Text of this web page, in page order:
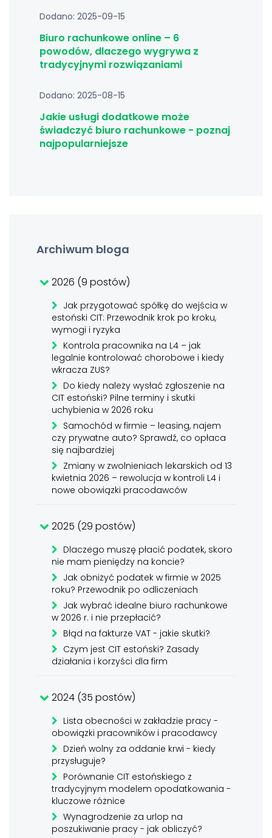
Dodano: 2025-09-15
Biuro rachunkowe online – 6
powodów, dlaczego wygrywa z
tradycyjnymi rozwiązaniami
Dodano: 2025-08-15
Jakie usługi dodatkowe może
świadczyć biuro rachunkowe - poznaj
najpopularniejsze
Archiwum bloga
2026 (9 postów)
Jak przygotować spółkę do wejścia w
estoński CIT: Przewodnik krok po kroku,
wymogi i ryzyka
Kontrola pracownika na L4 – jak
legalnie kontrolować chorobowe i kiedy
wkracza ZUS?
Do kiedy należy wysłać zgłoszenie na
CIT estoński? Pilne terminy i skutki
uchybienia w 2026 roku
Samochód w firmie – leasing, najem
czy prywatne auto? Sprawdź, co opłaca
się najbardziej
Zmiany w zwolnieniach lekarskich od 13
kwietnia 2026 – rewolucja w kontroli L4 i
nowe obowiązki pracodawców
2025 (29 postów)
Dlaczego muszę płacić podatek, skoro
nie mam pieniędzy na koncie?
Jak obniżyć podatek w firmie w 2025
roku? Przewodnik po odliczeniach
Jak wybrać idealne biuro rachunkowe
w 2026 r. i nie przepłacić?
Błąd na fakturze VAT - jakie skutki?
Czym jest CIT estoński? Zasady
działania i korzyści dla firm
2024 (35 postów)
Lista obecności w zakładzie pracy -
obowiązki pracowników i pracodawcy
Dzień wolny za oddanie krwi - kiedy
przysługuje?
Porównanie CIT estońskiego z
tradycyjnym modelem opodatkowania -
kluczowe różnice
Wynagrodzenie za urlop na
poszukiwanie pracy - jak obliczyć?